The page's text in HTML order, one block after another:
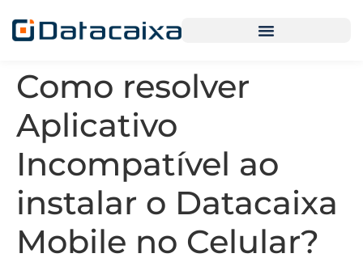
Como resolver
Aplicativo
Incompatível ao
instalar o Datacaixa
Mobile no Celular?